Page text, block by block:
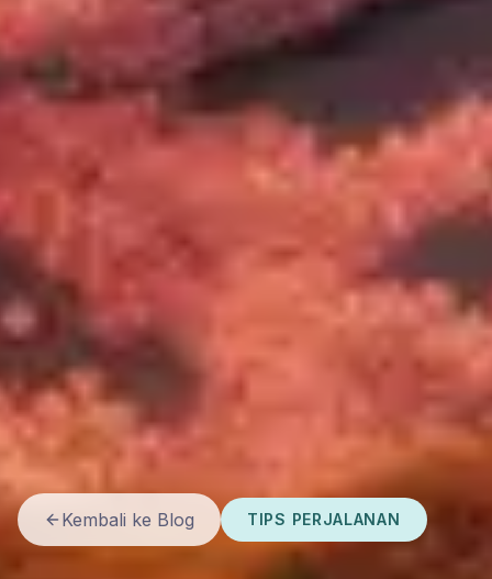
Kembali ke Blog TIPS PERJALANAN